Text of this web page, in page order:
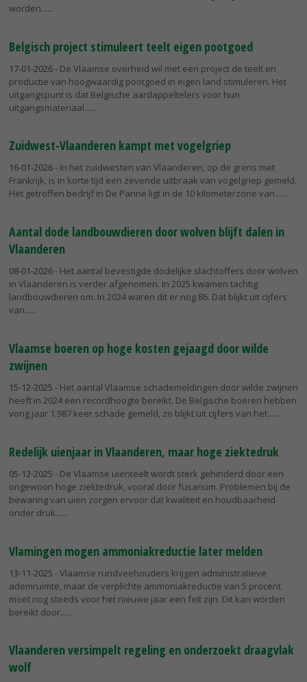
worden...
Belgisch project stimuleert teelt eigen pootgoed
17-01-2026- De Vlaamse overheid wil met een project de teelt en
productie van hoogwaardig pootgoed in eigen land stimuleren. Het
uitgangspunt is dat Belgische aardappeltelers voor hun
uitgangsmateriaal...
Zuidwest-Vlaanderen kampt met vogelgriep
16-01-2026- In het zuidwesten van Vlaanderen, op de grens met
Frankrijk, is in korte tijd een zevende uitbraak van vogelgriep gemeld.
Het getroffen bedrijf in De Panne ligt in de 10 kilometerzone van...
Aantal dode landbouwdieren door wolven blijft dalen in
Vlaanderen
08-01-2026- Het aantal bevestigde dodelijke slachtoffers door wolven
in Vlaanderen is verder afgenomen. In 2025 kwamen tachtig
landbouwdieren om. In 2024 waren dit er nog 86. Dat blijkt uit cijfers
van...
Vlaamse boeren op hoge kosten gejaagd door wilde
zwijnen
15-12-2025 - Het aantal Vlaamse schademeldingen door wilde zwijnen
heeft in 2024 een recordhoogte bereikt. De Belgische boeren hebben
vorig jaar 1.987 keer schade gemeld, zo blijkt uit cijfers van het...
Redelijk uienjaar in Vlaanderen, maar hoge ziektedruk
05-12-2025 - De Vlaamse uienteelt wordt sterk gehinderd door een
ongewoon hoge ziektedruk, vooral door fusarium. Problemen bij de
bewaring van uien zorgen ervoor dat kwaliteit en houdbaarheid
onder druk...
Vlamingen mogen ammoniakreductie later melden
13-11-2025 - Vlaamse rundveehouders krijgen administratieve
ademruimte, maar de verplichte ammoniakreductie van 5 procent
moet nog steeds voor het nieuwe jaar een feit zijn. Dit kan worden
bereikt door...
Vlaanderen versimpelt regeling en onderzoekt draagvlak
wolf